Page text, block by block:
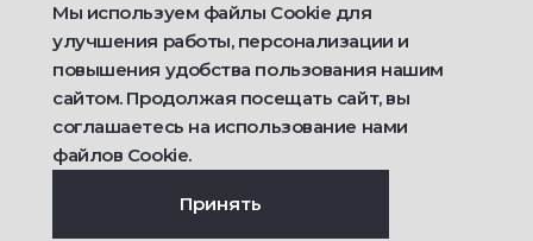
Дизайнерам
Фирменные салоны
2021 — 2026 © Estima
Политика конфиденциальности
Договор публичной оферты о продаже товаров
Ametist IT
Мы используем файлы Cookie для
улучшения работы, персонализации и
повышения удобства пользования нашим
сайтом. Продолжая посещать сайт, вы
соглашаетесь на использование нами
файлов Cookie.
Принять